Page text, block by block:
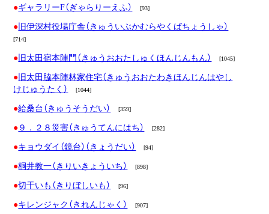
ギャラリーF（ぎゃらりーえふ） [93]
旧伊深村役場庁舎（きゅういぶかむらやくばちょうしゃ）
[714]
旧太田宿本陣門（きゅうおおたしゅくほんじんもん） [1045]
旧太田脇本陣林家住宅（きゅうおおたわきほんじんはやし
けじゅうたく）
[1044]
給桑台（きゅうそうだい） [359]
９．２８災害（きゅうてんにはち） [282]
キョウダイ（鏡台）（きょうだい） [94]
桐井教一（きりいきょういち） [898]
切干いも（きりぼしいも） [96]
キレンジャク（きれんじゃく） [907]